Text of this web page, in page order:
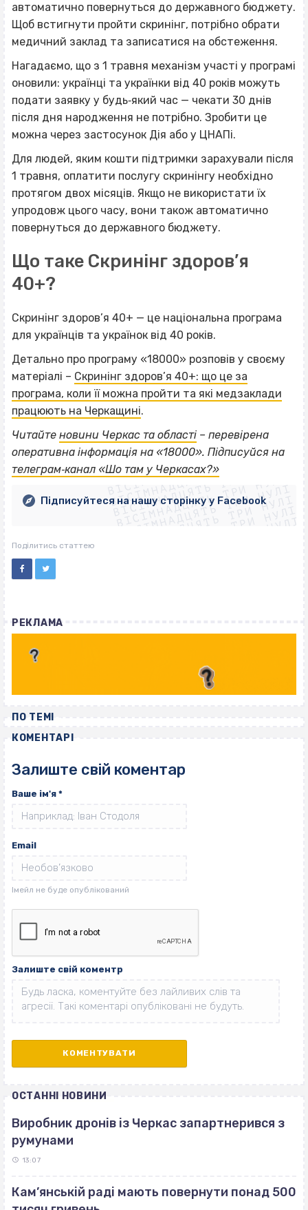
автоматично повернуться до державного бюджету.
Щоб встигнути пройти скринінг, потрібно обрати
медичний заклад та записатися на обстеження.
Нагадаємо, що з 1 травня механізм участі у програмі
оновили: українці та українки від 40 років можуть
подати заявку у будь‐який час — чекати 30 днів
після дня народження не потрібно. Зробити це
можна через застосунок Дія або у ЦНАПі.
Для людей, яким кошти підтримки зарахували після
1 травня, оплатити послугу скринінгу необхідно
протягом двох місяців. Якщо не використати їх
упродовж цього часу, вони також автоматично
повернуться до державного бюджету.
Що таке Скринінг здоров’я
40+?
Скринінг здоров’я 40+ — це національна програма
для українців та українок від 40 років.
Детально про програму «18000» розповів у своєму
матеріалі – Скринінг здоров’я 40+: що це за
програма, коли її можна пройти та які медзаклади
працюють на Черкащині.
Читайте новини Черкас та області – перевірена
оперативна інформація на «18000». Підписуйся на
телеграм‐канал «Шо там у Черкасах?»
ВІСІМНАДЦЯТЬ ТРИ НУЛІ
ВІСІМНАДЦЯТЬ ТРИ НУЛІ
ВІСІМНАДЦЯТЬ ТРИ НУЛІ
ВІСІМНАДЦЯТЬ ТРИ НУЛІ
ВІСІМНАДЦЯТЬ ТРИ НУЛІ
ВІСІМНАДЦЯТЬ ТРИ НУЛІ
ВІСІМНАДЦЯТЬ ТРИ НУЛІ
ВІСІМНАДЦЯТЬ ТРИ НУЛІ
Підписуйтеся на нашу сторінку у Facebook
Поділитись статтею
РЕКЛАМА
ПО ТЕМІ
КОМЕНТАРІ
Залиште свій коментар
Ваше ім'я *
Email
Залиште свій коментр
ОСТАННІ НОВИНИ
Виробник дронів із Черкас запартнерився з
румунами
13:07
Кам’янській раді мають повернути понад 500